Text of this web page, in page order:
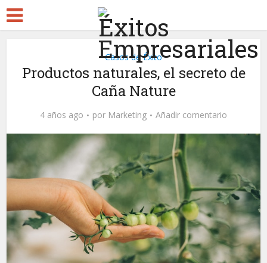
Casos de Éxito
Productos naturales, el secreto de
Caña Nature
4 años ago por Marketing Añadir comentario